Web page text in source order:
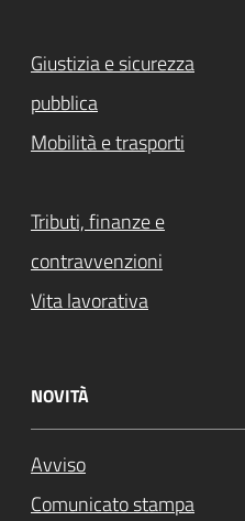
Giustizia e sicurezza
pubblica
Mobilità e trasporti
Tributi, finanze e
contravvenzioni
Vita lavorativa
NOVITÀ
Avviso
Comunicato stampa